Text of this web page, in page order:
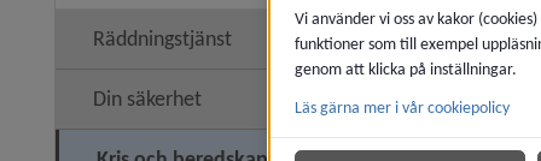
Räddningstjänst
Din säkerhet
Vi använder vi oss av kakor
funktioner som till exempel
genom att klicka på inställningar.
Läs gärna mer i vår cookiepolicy